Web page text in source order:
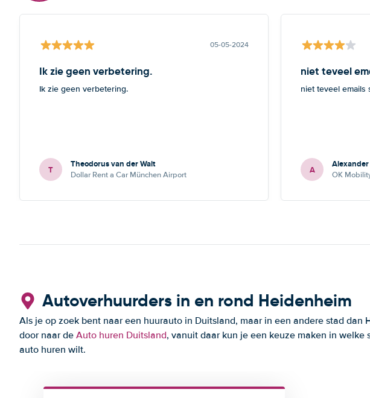
05-05-2024
Ik zie geen verbetering.
Ik zie geen verbetering.
T Theodorus van der Walt
Dollar Rent a Car München Airport
niet teveel
niet teveel emails
A OK
Autoverhuurders in en rond Heidenheim
Als je op zoek bent naar een huurauto in Duitsland, maar in een andere stad dan
door naar de Auto huren Duitsland, vanuit daar kun je een keuze maken in welke
auto huren wilt.